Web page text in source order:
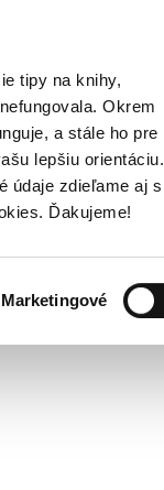
tipy na knihy,
Okrem
a stále ho pre
lepšiu orientáciu.
údaje zdieľame aj s
Ďakujeme!
Marketingové